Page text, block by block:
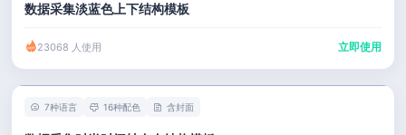
数据采集淡蓝色上下结构模板
23068 人使用 立即使用
7种语言 16种配色 含封面